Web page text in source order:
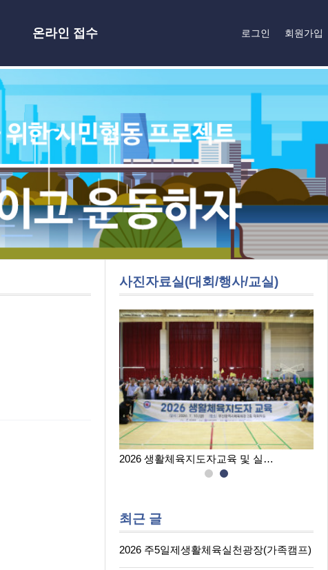
온라인 접수
로그인 회원가입
사진자료실(대회/행사/교실)
2026 생활체육지도자교육 및 실…
최근 글
2026 주5일제생활체육실천광장(가족캠프)